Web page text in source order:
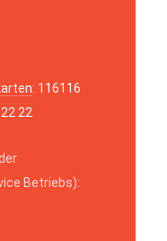
: 116116
22
Betriebs):